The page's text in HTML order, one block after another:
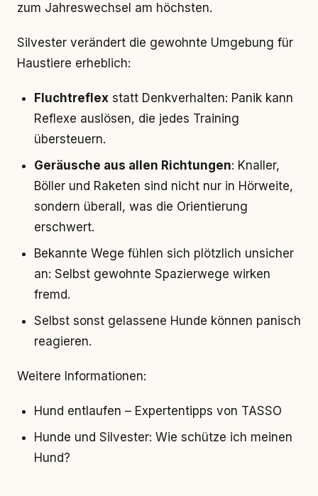
zum Jahreswechsel am höchsten.
Silvester verändert die gewohnte Umgebung für
Haustiere erheblich:
Fluchtreflex statt Denkverhalten: Panik kann
Reflexe auslösen, die jedes Training
übersteuern.
Geräusche aus allen Richtungen: Knaller,
Böller und Raketen sind nicht nur in Hörweite,
sondern überall, was die Orientierung
erschwert.
Bekannte Wege fühlen sich plötzlich unsicher
an: Selbst gewohnte Spazierwege wirken
fremd.
Selbst sonst gelassene Hunde können panisch
reagieren.
Weitere Informationen:
Hund entlaufen – Expertentipps von TASSO
Hunde und Silvester: Wie schütze ich meinen
Hund?